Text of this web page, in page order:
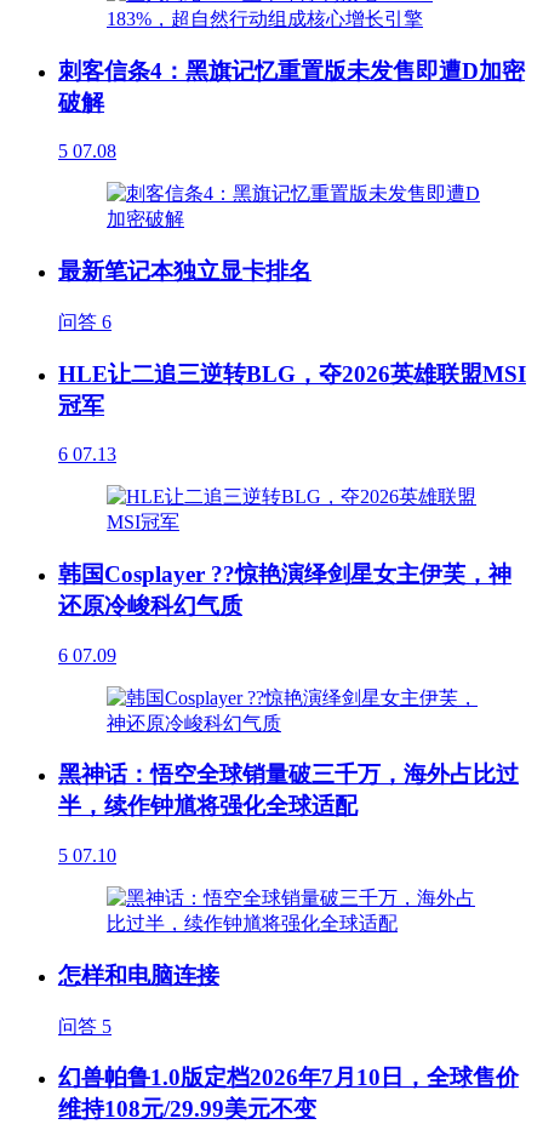
刺客信条4：黑旗记忆重置版未发售即遭D加密
破解
5 07.08
最新笔记本独立显卡排名
问答 6
HLE让二追三逆转BLG，夺2026英雄联盟MSI
冠军
6 07.13
韩国Cosplayer ??惊艳演绎剑星女主伊芙，神
还原冷峻科幻气质
6 07.09
黑神话：悟空全球销量破三千万，海外占比过
半，续作钟馗将强化全球适配
5 07.10
怎样和电脑连接
问答 5
幻兽帕鲁1.0版定档2026年7月10日，全球售价
维持108元/29.99美元不变